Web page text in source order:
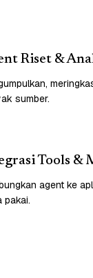
Riset &
sumber.
Tools &
agent ke
pakai.